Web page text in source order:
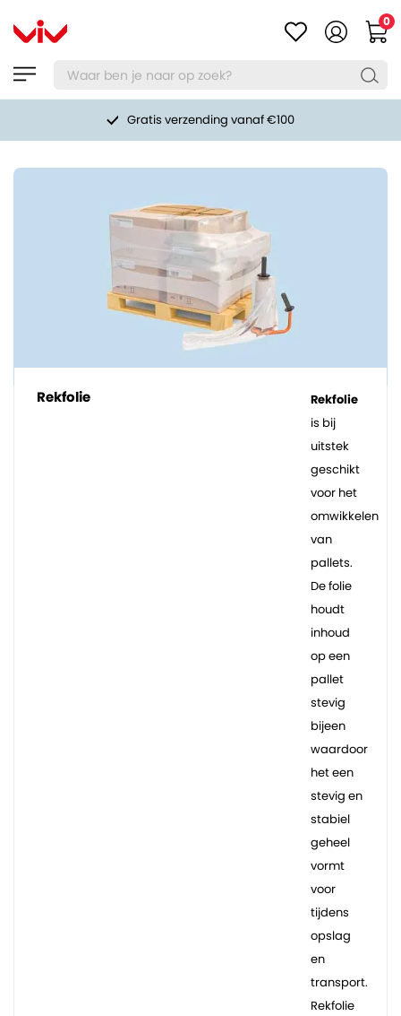
0
Gratis verzending vanaf €100
Rekfolie
Rekfolie
is bij
uitstek
geschikt
voor het
omwikkelen
van
pallets.
De folie
houdt
inhoud
op een
pallet
stevig
bijeen
waardoor
het een
stevig en
stabiel
geheel
vormt
voor
tijdens
opslag
en
transport.
Rekfolie